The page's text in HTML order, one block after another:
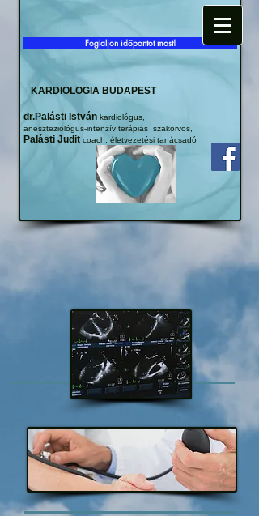
Foglaljon időpontot most!
KARDIOLOGIA BUDAPEST
dr.Palásti István kardiológus,
aneszteziológus-intenzív terápiás szakorvos,
Palásti Judit coach, életvezetési tanácsadó